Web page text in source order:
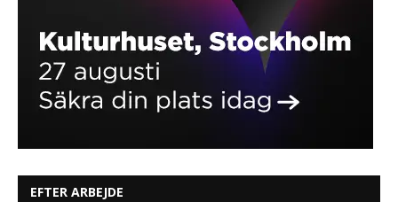
EFTER ARBEJDE